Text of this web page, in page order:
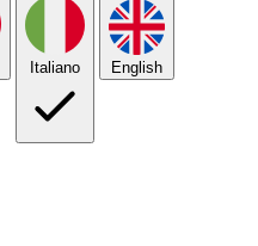
Italiano English